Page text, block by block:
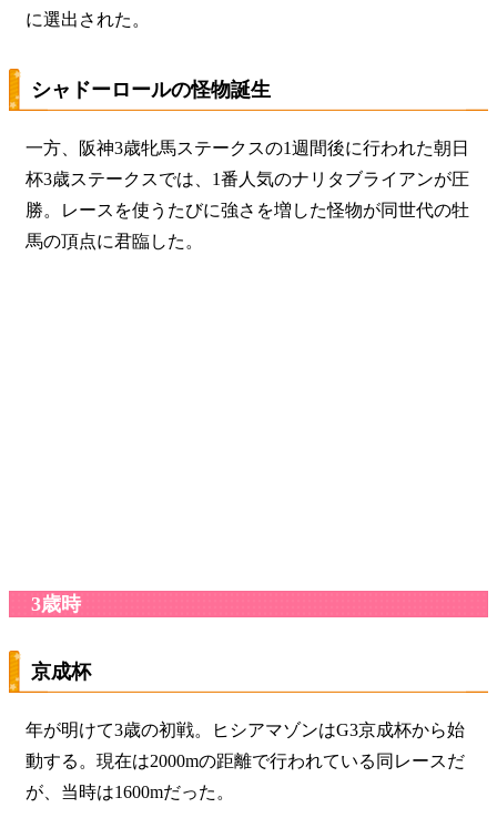
に選出された。
シャドーロールの怪物誕生
一方、阪神3歳牝馬ステークスの1週間後に行われた朝日
杯3歳ステークスでは、1番人気のナリタブライアンが圧
勝。レースを使うたびに強さを増した怪物が同世代の牡
馬の頂点に君臨した。
3歳時
京成杯
年が明けて3歳の初戦。ヒシアマゾンはG3京成杯から始
動する。現在は2000mの距離で行われている同レースだ
が、当時は1600mだった。